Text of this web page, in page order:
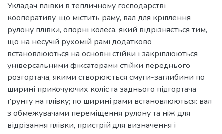
Укладач плівки в тепличному господарстві
кооперативу, що містить раму, вал для кріплення
рулону плівки, опорні колеса, який відрізняється тим,
що на несучій рухомій рамі додатково
встановлюються на основні стійки і закріплюються
універсальними фіксаторами стійки переднього
розгортача, якими створюються смуги-заглибини по
ширині прикочуючих коліс та заднього підгортача
ґрунту на плівку; по ширині рами встановлюються: вал
з обмежувачами переміщення рулону та ніж для
відрізання плівки, пристрій для визначення і